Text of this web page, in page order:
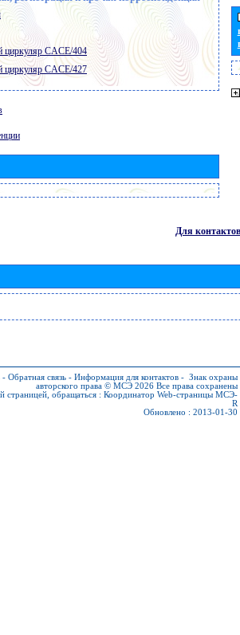
циркуляр CACE/404
циркуляр CACE/427
Для контактов
- Обратная связь - Информация для контактов - Знак охраны
авторского права © МСЭ 2026 Все права сохранены
страницей, обращаться : Координатор Web-страницы МСЭ-
R
Обновлено : 2013-01-30